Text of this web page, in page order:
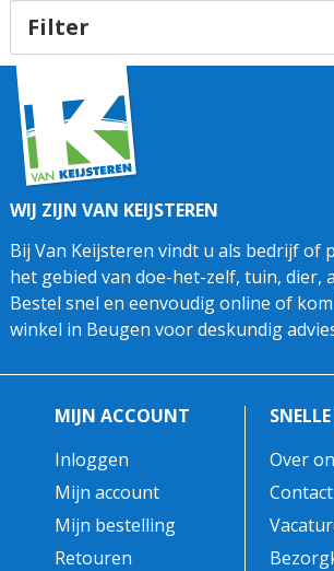
Filter
WIJ ZIJN VAN KEIJSTEREN
Bij Van Keijsteren vindt u als bedrijf of
het gebied van doe-het-zelf, tuin, dier,
Bestel snel en eenvoudig online of
winkel in Beugen voor deskundig
MIJN ACCOUNT
Inloggen
Mijn account
Mijn bestelling
Retouren
Over
Contact